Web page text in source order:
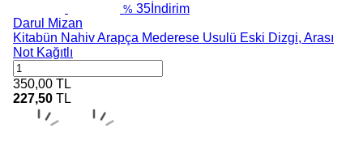
% 35 İndirim
Darul Mizan
Kitabün Nahiv Arapça Mederese Usulü Eski Dizgi, Arası
Not Kağıtlı
350,00 TL
227,50 TL